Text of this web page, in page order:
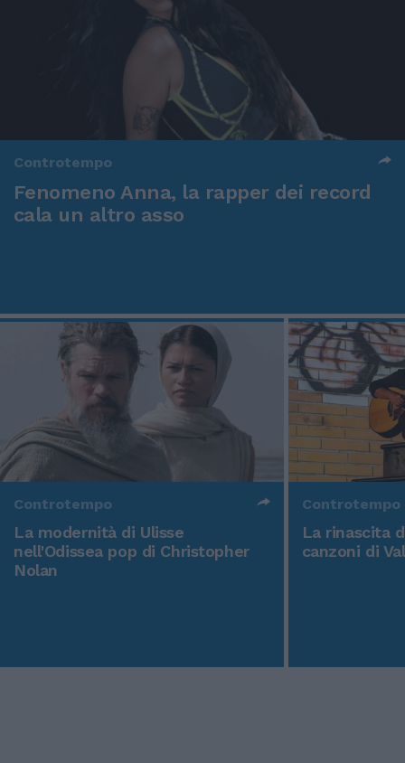
Controtempo
Fenomeno Anna, la rapper dei record
cala un altro asso
Controtempo
La modernità di Ulisse
nell'Odissea pop di Christopher
Nolan
Controtempo
La rinascita
canzoni di